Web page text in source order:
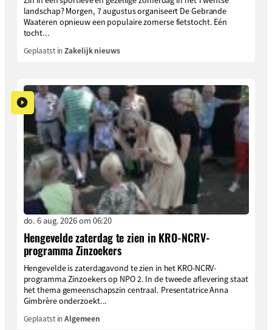
landschap? Morgen, 7 augustus organiseert De Gebrande
Waateren opnieuw een populaire zomerse fietstocht. Eén
tocht...
Geplaatst inZakelijk nieuws
do. 6 aug. 2026 om 06:20
Hengevelde zaterdag te zien in KRO-NCRV-
programma Zinzoekers
Hengevelde is zaterdagavond te zien in het KRO-NCRV-
programma Zinzoekers op NPO 2. In de tweede aflevering staat
het thema gemeenschapszin centraal. Presentatrice Anna
Gimbrère onderzoekt...
Geplaatst inAlgemeen